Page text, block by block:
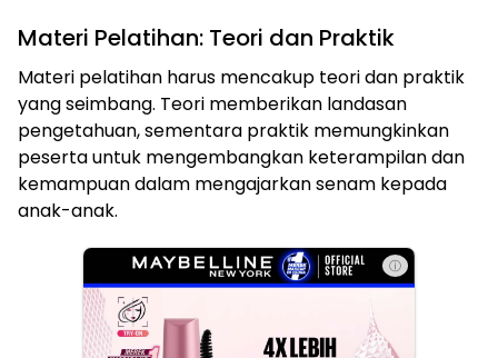
Materi Pelatihan: Teori dan Praktik
Materi pelatihan harus mencakup teori dan praktik
yang seimbang. Teori memberikan landasan
pengetahuan, sementara praktik memungkinkan
peserta untuk mengembangkan keterampilan dan
kemampuan dalam mengajarkan senam kepada
anak-anak.
ⓘ